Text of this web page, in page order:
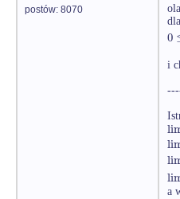
postów: 8070
dla
0
i
a